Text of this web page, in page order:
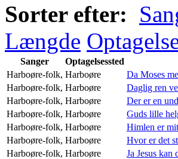
Sorter efter:
Længde
Sanger Optagelsessted
Harboøre-folk, Harboøre
Da Moses
Harboøre-folk, Harboøre
Daglig ren
Harboøre-folk, Harboøre
Der er en
Harboøre-folk, Harboøre
Guds lille
Harboøre-folk, Harboøre
Himlen er
Harboøre-folk, Harboøre
Hvor er det
Harboøre-folk, Harboøre
Ja Jesus kan